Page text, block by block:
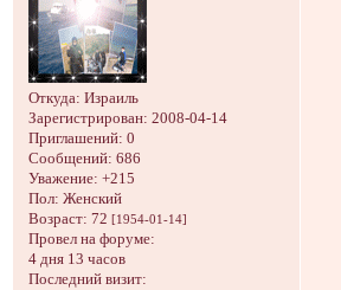
Откуда: Израиль
Зарегистрирован: 2008-04-14
Приглашений: 0
Сообщений: 686
Уважение: +215
Пол: Женский
Возраст: 72 [1954-01-14]
Провел на форуме:
4 дня 13 часов
Последний визит: